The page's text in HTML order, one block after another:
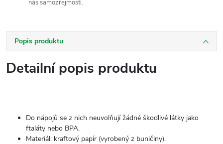
nás samozřejmostí.
Popis produktu
Detailní popis produktu
Do nápojů se z nich neuvolňují žádné škodlivé látky jako
ftaláty nebo BPA.
Materiál: kraftový papír (vyrobený z buničiny).